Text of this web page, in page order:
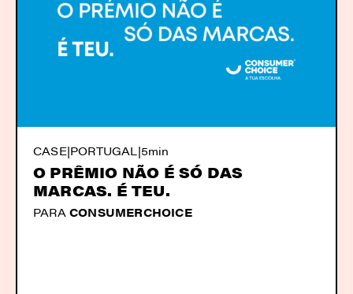
CASE|PORTUGAL|5min
O PRÊMIO NÃO É SÓ DAS
MARCAS. É TEU.
PARA CONSUMERCHOICE